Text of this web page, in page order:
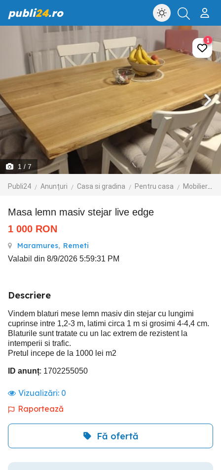
publi24.ro
1 / 7
Publi24 Anunțuri Casa si gradina Pentru casa Mobilier
1
Masa lemn masiv stejar live edge
1 000 RON
Maramures, Remeti
Valabil din 8/9/2026 5:59:31 PM
Descriere
Vindem blaturi mese lemn masiv din stejar cu lungimi
cuprinse intre 1,2-3 m, latimi circa 1 m si grosimi 4-4,4 cm.
Blaturile sunt tratate cu un lac extrem de rezistent la
intemperii si trafic.
Pretul incepe de la 1000 lei m2
ID anunț: 1702255050
Vizualizări: 0
Raportează
Fă ofertă